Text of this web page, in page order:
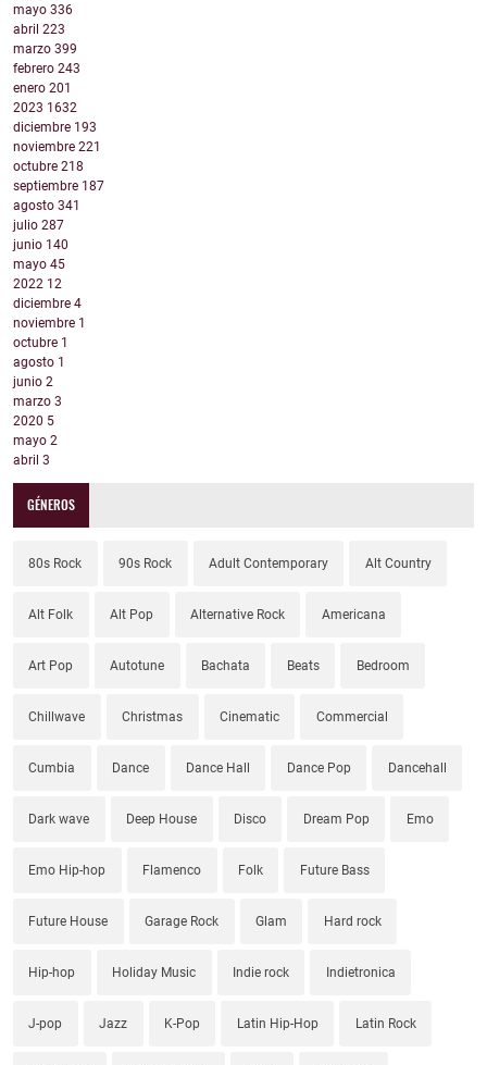
mayo 336
abril 223
marzo 399
febrero 243
enero 201
2023 1632
diciembre 193
noviembre 221
octubre 218
septiembre 187
agosto 341
julio 287
junio 140
mayo 45
2022 12
diciembre 4
noviembre 1
octubre 1
agosto 1
junio 2
marzo 3
2020 5
mayo 2
abril 3
GÉNEROS
80s Rock 90s Rock Adult Contemporary Alt Country
Alt Folk Alt Pop Alternative Rock Americana
Art Pop Autotune Bachata Beats Bedroom
Chillwave Christmas Cinematic Commercial
Cumbia Dance Dance Hall Dance Pop Dancehall
Dark wave Deep House Disco Dream Pop Emo
Emo Hip-hop Flamenco Folk Future Bass
Future House Garage Rock Glam Hard rock
Hip-hop Holiday Music Indie rock Indietronica
J-pop Jazz K-Pop Latin Hip-Hop Latin Rock